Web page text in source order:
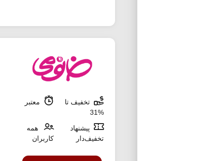
تخفیف تا
%31
معتبر
پیشنهاد
تخفیف‌دار
همه
کاربران